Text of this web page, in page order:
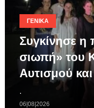
ΓΕΝΙΚΆ
Συγκίνησε
σιωπή» του
Αυτισμού
.
06|08|2026